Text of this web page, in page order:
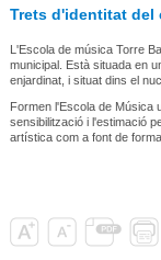
Trets d'identitat del
L'Escola de música Torre
municipal. Està situada en
enjardinat, i situat dins el
Formen l'Escola de Música
sensibilització i l'estimació
artística com a font de